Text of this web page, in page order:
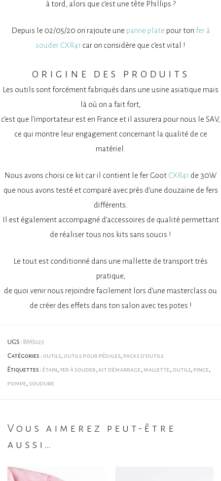
à tord, alors que c’est une tête Phillips ?
Depuis le 02/05/20 on rajoute une panne plate pour ton fer à
souder CXR41 car on considère que c’est vital !
origine des produits
Les outils sont forcément fabriqués dans une usine asiatique mais
là où on a fait fort,
c’est que l’importateur est en France et il assurera pour nous le SAV,
ce qui montre leur engagement concernant la qualité de ce
matériel.
Nous avons choisi ce kit car il contient le fer Goot CXR41 de 30W
que nous avons testé et comparé avec près d’une douzaine de fers
différents.
Il est également accompagné d’accessoires de qualité permettant
de réaliser tous nos kits sans soucis !
Le tout est conditionné dans une mallette de transport très
pratique,
de quoi venir nous rejoindre facilement lors d’une masterclass ou
de créer des effets dans ton salon avec tes potes !
UGS : BMJ023
Catégories : outils, outils pour pédales, packs d'outils
Étiquettes : étain, fer à souder, kit démarrage, mallette, outils, pince,
pompe, soudure
Vous aimerez peut-être
aussi…